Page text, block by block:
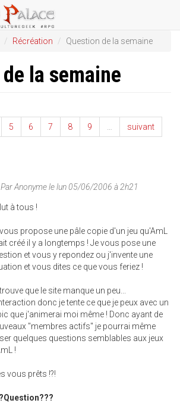
Récréation Question de la semaine
la semaine
5 6 7 8 9 suivant
ParAnonymelelun 05/06/2006 à 2h21
à tous !
propose une pâle copie d'un jeu qu'AmL
créé il y a longtemps ! Je vous pose une
et vous y repondez ou j'invente une
et vous dites ce que vous feriez !
que le site manque un peu...
donc je tente ce que je peux avec un
que j'animerai moi même ! Donc ayant de
"membres actifs" je pourrai même
quelques questions semblables aux jeux
!
vous prêts !?!